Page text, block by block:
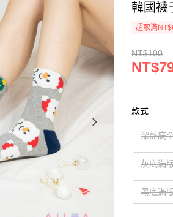
韓國襪
超取滿
NT$100
款式
深藍底
灰底滿
黑底滿